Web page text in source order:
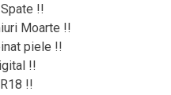
!!
Moarte !!
piele !!
!!
!!